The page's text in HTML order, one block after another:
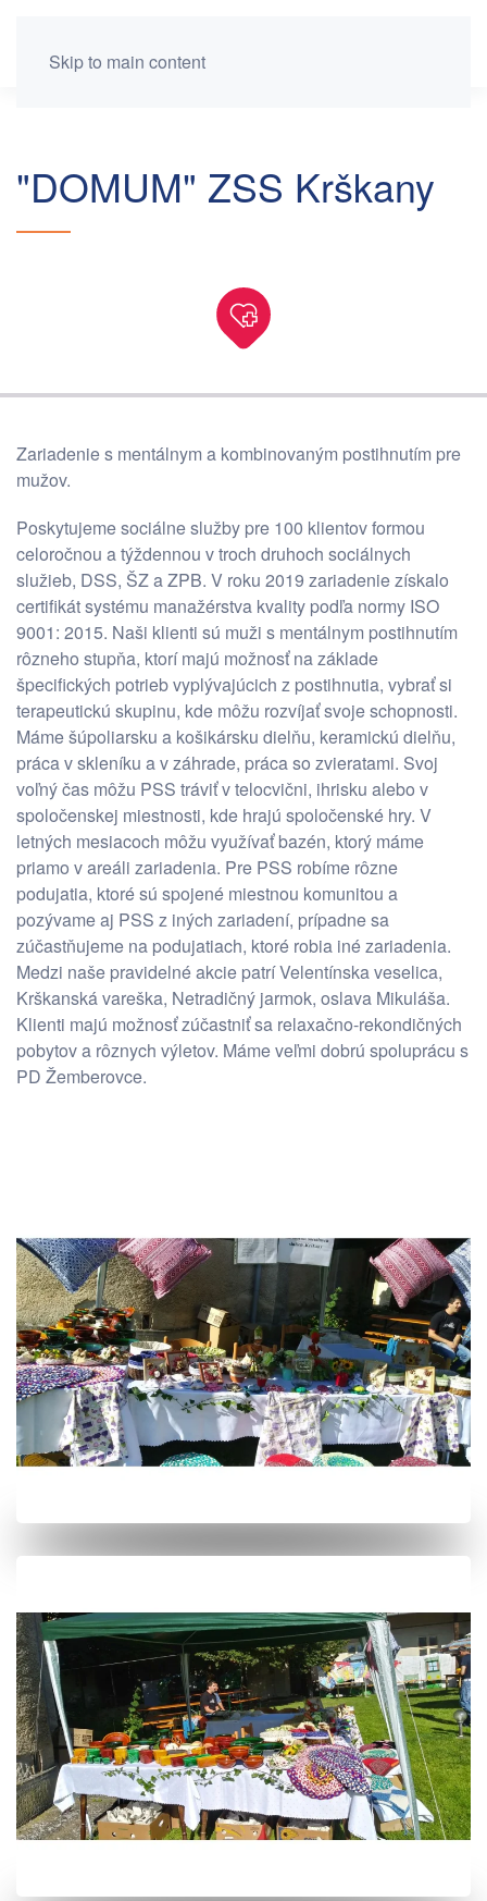
Skip to main content
"DOMUM" ZSS Krškany
Zariadenie s mentálnym a kombinovaným postihnutím pre
mužov.
Poskytujeme sociálne služby pre 100 klientov formou
celoročnou a týždennou v troch druhoch sociálnych
služieb, DSS, ŠZ a ZPB. V roku 2019 zariadenie získalo
certifikát systému manažérstva kvality podľa normy ISO
9001: 2015. Naši klienti sú muži s mentálnym postihnutím
rôzneho stupňa, ktorí majú možnosť na základe
špecifických potrieb vyplývajúcich z postihnutia, vybrať si
terapeutickú skupinu, kde môžu rozvíjať svoje schopnosti.
Máme šúpoliarsku a košikársku dielňu, keramickú dielňu,
práca v skleníku a v záhrade, práca so zvieratami. Svoj
voľný čas môžu PSS tráviť v telocvični, ihrisku alebo v
spoločenskej miestnosti, kde hrajú spoločenské hry. V
letných mesiacoch môžu využívať bazén, ktorý máme
priamo v areáli zariadenia. Pre PSS robíme rôzne
podujatia, ktoré sú spojené miestnou komunitou a
pozývame aj PSS z iných zariadení, prípadne sa
zúčastňujeme na podujatiach, ktoré robia iné zariadenia.
Medzi naše pravidelné akcie patrí Velentínska veselica,
Krškanská vareška, Netradičný jarmok, oslava Mikuláša.
Klienti majú možnosť zúčastniť sa relaxačno-rekondičných
pobytov a rôznych výletov. Máme veľmi dobrú spoluprácu s
PD Žemberovce.